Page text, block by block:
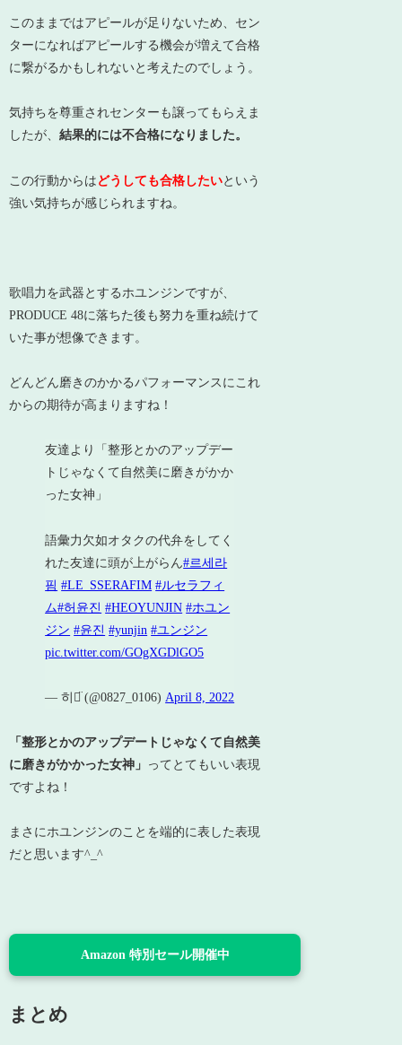
このままではアピールが足りないため、セン
ターになればアピールする機会が増えて合格
に繋がるかもしれないと考えたのでしょう。
気持ちを尊重されセンターも譲ってもらえま
したが、結果的には不合格になりました。
この行動からは どうしても合格したいという
強い気持ちが感じられますね。
歌唱力を武器とするホユンジンですが、
PRODUCE 48に落ちた後も努力を重ね続けて
いた事が想像できます。
どんどん磨きのかかるパフォーマンスにこれ
からの期待が高まりますね！
友達より「整形とかのアップデー
トじゃなくて自然美に磨きがかか
った女神」
語彙力欠如オタクの代弁をしてく
れた友達に頭が上がらん#르세라
핌 #LE_SSERAFIM #ルセラフィ
ム#허윤진 #HEOYUNJIN #ホユン
ジン #윤진 #yunjin #ユンジン
pic.twitter.com/GOgXGDlGO5
— 히ᯅ̈ (@0827_0106) April 8, 2022
「整形とかのアップデートじゃなくて自然美
に磨きがかかった女神」 ってとてもいい表現
ですよね！
まさにホユンジンのことを端的に表した表現
だと思います^_^
Amazon 特別セール開催中
まとめ